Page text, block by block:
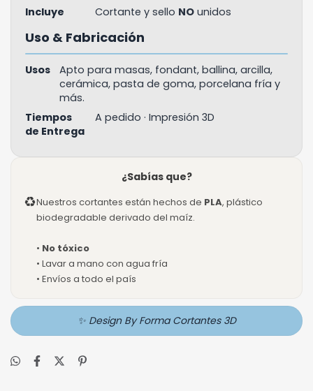
Incluye
Cortante y sello NO unidos
Uso & Fabricación
Usos
Apto para masas, fondant, ballina, arcilla,
cerámica, pasta de goma, porcelana fría y
más.
Tiempos
de Entrega
A pedido · Impresión 3D
¿Sabías que?
♻Nuestros cortantes están hechos de PLA, plástico
biodegradable derivado del maíz.
• No tóxico
• Lavar a mano con agua fría
• Envíos a todo el país
✨ Design By Forma Cortantes 3D